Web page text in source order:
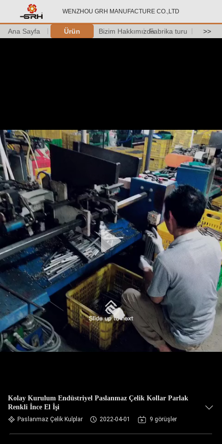
WENZHOU GRH MANUFACTURE CO.,LTD
Ana Sayfa Ürün Bizim HakkımızdaFabrika turu >>
Kolay Kurulum Endüstriyel Paslanmaz Çelik Kollar Parlak
Renkli İnce El İşi
Paslanmaz Çelik Kulplar 2022-04-01 9 görüşler